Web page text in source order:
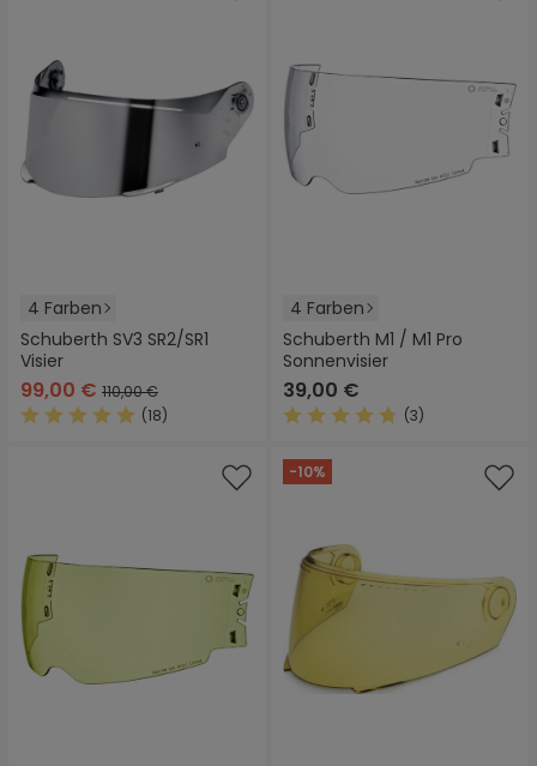
4 Farben
Schuberth SV3 SR2/SR1
Visier
99,00 € 110,00 €
(18)
4 Farben
Schuberth M1 / M1 Pro
Sonnenvisier
39,00 €
(3)
-10%